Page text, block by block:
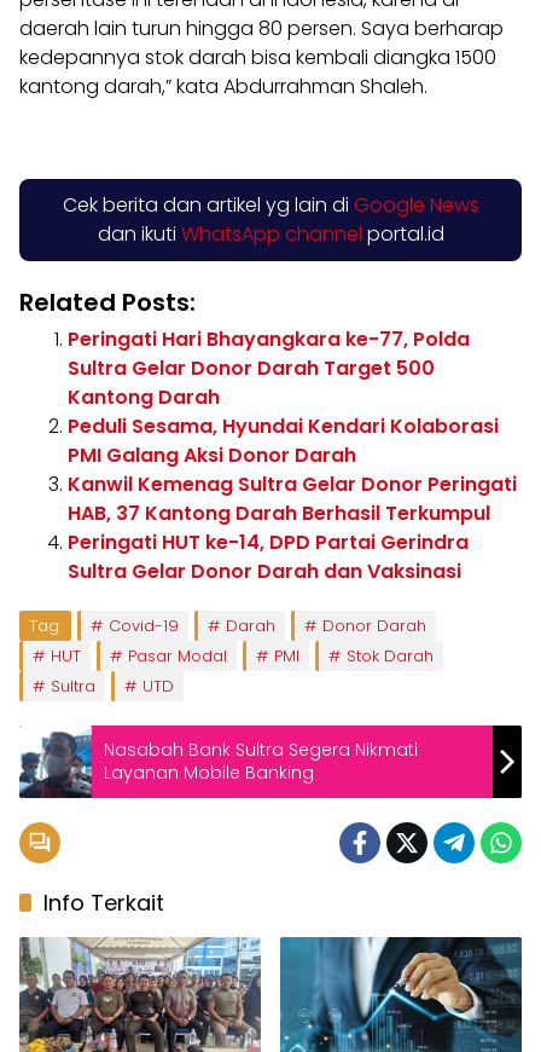
daerah lain turun hingga 80 persen. Saya berharap
kedepannya stok darah bisa kembali diangka 1500
kantong darah,” kata Abdurrahman Shaleh.
Cek berita dan artikel yg lain di Google News
dan ikuti WhatsApp channel portal.id
Related Posts:
Peringati Hari Bhayangkara ke-77, Polda
Sultra Gelar Donor Darah Target 500
Kantong Darah
Peduli Sesama, Hyundai Kendari Kolaborasi
PMI Galang Aksi Donor Darah
Kanwil Kemenag Sultra Gelar Donor Peringati
HAB, 37 Kantong Darah Berhasil Terkumpul
Peringati HUT ke-14, DPD Partai Gerindra
Sultra Gelar Donor Darah dan Vaksinasi
Tag: Covid-19 Darah
Donor Darah
HUT
Pasar Modal PMI
Stok Darah
Sultra
UTD
Nasabah Bank Sultra Segera Nikmati
Layanan Mobile Banking
Info Terkait